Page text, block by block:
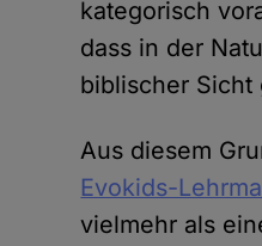
kategorisch
dass in der
biblischer Sicht
Aus diesem
Evokids-
vielmehr als